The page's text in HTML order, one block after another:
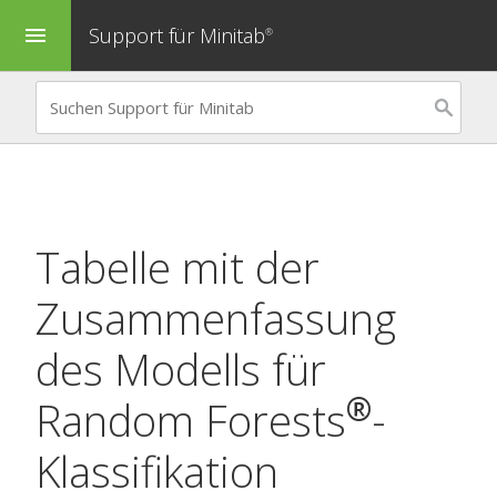
menu Support für Minitab®
Tabelle mit der
Zusammenfassung
des Modells für
Random Forests®-
Klassifikation